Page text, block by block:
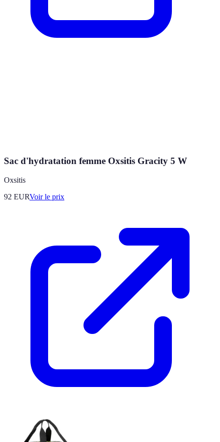
Sac d'hydratation femme Oxsitis Gracity 5 W
Oxsitis
92 EURVoir le prix